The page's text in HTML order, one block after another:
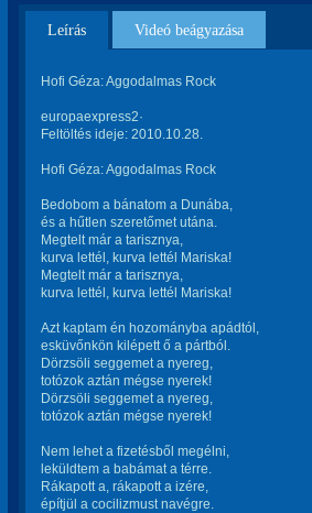
Leírás Videó beágyazása
Hofi Géza: Aggodalmas Rock
europaexpress2·
Feltöltés ideje: 2010.10.28.
Hofi Géza: Aggodalmas Rock
Bedobom a bánatom a Dunába,
és a hűtlen szeretőmet utána.
Megtelt már a tarisznya,
kurva lettél, kurva lettél Mariska!
Megtelt már a tarisznya,
kurva lettél, kurva lettél Mariska!
Azt kaptam én hozományba apádtól,
esküvőnkön kilépett ő a pártból.
Dörzsöli seggemet a nyereg,
totózok aztán mégse nyerek!
Dörzsöli seggemet a nyereg,
totózok aztán mégse nyerek!
Nem lehet a fizetésből megélni,
leküldtem a babámat a térre.
Rákapott a, rákapott a izére,
építjül a cocilizmust navégre.